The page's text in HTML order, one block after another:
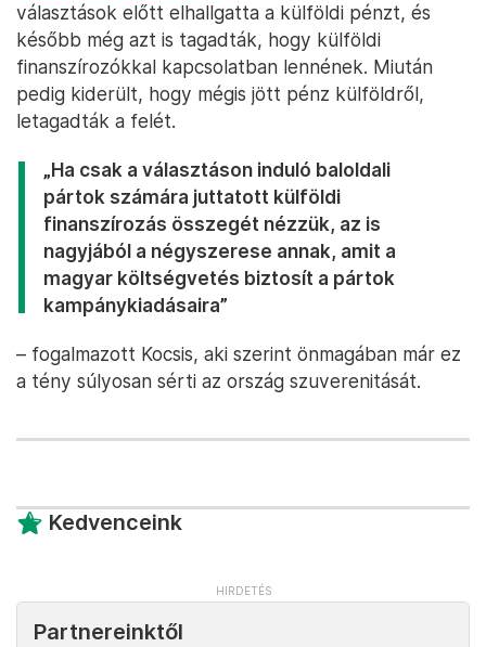
választások előtt elhallgatta a külföldi pénzt, és
később még azt is tagadták, hogy külföldi
finanszírozókkal kapcsolatban lennének. Miután
pedig kiderült, hogy mégis jött pénz külföldről,
letagadták a felét.
„Ha csak a választáson induló baloldali
pártok számára juttatott külföldi
finanszírozás összegét nézzük, az is
nagyjából a négyszerese annak, amit a
magyar költségvetés biztosít a pártok
kampánykiadásaira”
– fogalmazott Kocsis, aki szerint önmagában már ez
a tény súlyosan sérti az ország szuverenitását.
Kedvenceink
Partnereinktől